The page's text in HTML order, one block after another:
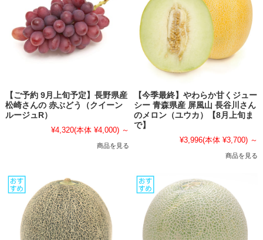
【ご予約 9月上旬予定】長野県産
松崎さんの 赤ぶどう（クイーン
ルージュR）
¥4,320(本体 ¥4,000) ～
商品を見る
【今季最終】やわらか甘くジュー
シー 青森県産 屏風山 長谷川さん
のメロン（ユウカ）【8月上旬ま
で】
¥3,996(本体 ¥3,700) ～
商品を見る